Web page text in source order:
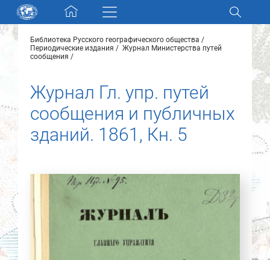
Skip navigation
Разделы и коллекции
Новости
О нас
Контакты
Партнеры
Библиотека Русского географического общества
Периодические издания
Журнал Министерства путей
сообщения
Журнал Гл. упр. путей
сообщения и публичных
зданий. 1861, Кн. 5